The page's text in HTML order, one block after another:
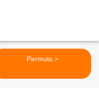
Permuts >